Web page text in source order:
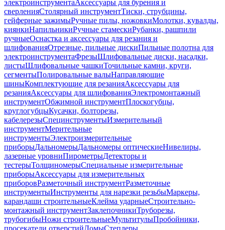
электроинструментаАксессуары для бурения и
сверленияСтолярный инструментТиски, струбцины,
гейферные зажимыРучные пилы, ножовкиМолотки, кувалды,
киянкиНапильникиРучные стамескиРубанки, рашпили
ручныеОснастка и аксессуары для резания и
шлифованияОтрезные, пильные дискиПильные полотна для
электроинструментаФрезыШлифовальные диски, насадки,
листыШлифовальные чашкиТочильные камни, круги,
сегментыПолировальные валыНаправляющие
шиныКомплектующие для резанияАксессуары для
резанияАксессуары для шлифованияЭлектромонтажный
инструментОбжимной инструментПлоскогубцы,
круглогубцыКусачки, болторезы,
кабелерезыСпецинструментыИзмерительный
инструментМерительные
инструментыЭлектроизмерительные
приборыДальномерыДальномеры оптическиеНивелиры,
лазерные уровниПирометрыДетекторы и
тестерыТолщиномерыСпециальные измерительные
приборыАксессуары для измерительных
приборовРазметочный инструментРазметочные
инструментыИнструменты для нарезки резьбыМаркеры,
карандаши строительныеКлейма ударныеСтроительно-
монтажный инструментЗаклепочникиТруборезы,
трубогибыНожи строительныеМультитулыПробойники,
просекатели отверстийЛомыСтеплеры